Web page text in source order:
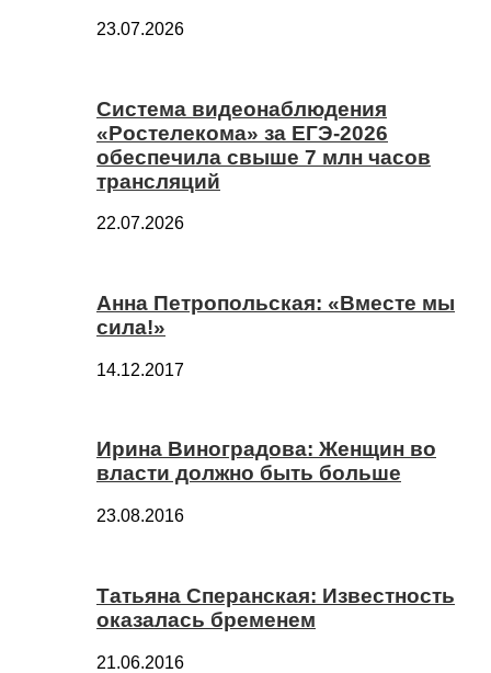
23.07.2026
Система видеонаблюдения
«Ростелекома» за ЕГЭ-2026
обеспечила свыше 7 млн часов
трансляций
22.07.2026
Анна Петропольская: «Вместе мы
сила!»
14.12.2017
Ирина Виноградова: Женщин во
власти должно быть больше
23.08.2016
Татьяна Сперанская: Известность
оказалась бременем
21.06.2016